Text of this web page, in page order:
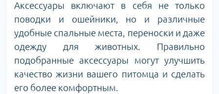
Аксессуары включают в себя не только
поводки и ошейники, но и различные
удобные спальные места, переноски и даже
одежду для животных. Правильно
подобранные аксессуары могут улучшить
качество жизни вашего питомца и сделать
его более комфортным.